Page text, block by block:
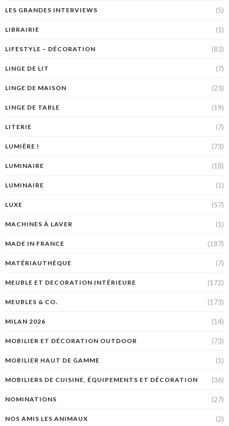
LES GRANDES INTERVIEWS (5)
LIBRAIRIE (1)
LIFESTYLE – DÉCORATION (83)
LINGE DE LIT (7)
LINGE DE MAISON (23)
LINGE DE TABLE (19)
LITERIE (7)
LUMIÈRE ! (73)
LUMINAIRE (18)
LUMINAIRE (1)
LUXE (57)
MACHINES À LAVER (1)
MADE IN FRANCE (187)
MATÉRIAUTHÈQUE (7)
MEUBLE ET DECORATION INTÉRIEURE (172)
MEUBLES & CO. (173)
MILAN 2026 (14)
MOBILIER ET DÉCORATION OUTDOOR (73)
MOBILIER HAUT DE GAMME (1)
MOBILIERS DE CUISINE, ÉQUIPEMENTS ET DÉCORATION (36)
NOMINATIONS (27)
NOS AMIS LES ANIMAUX (2)